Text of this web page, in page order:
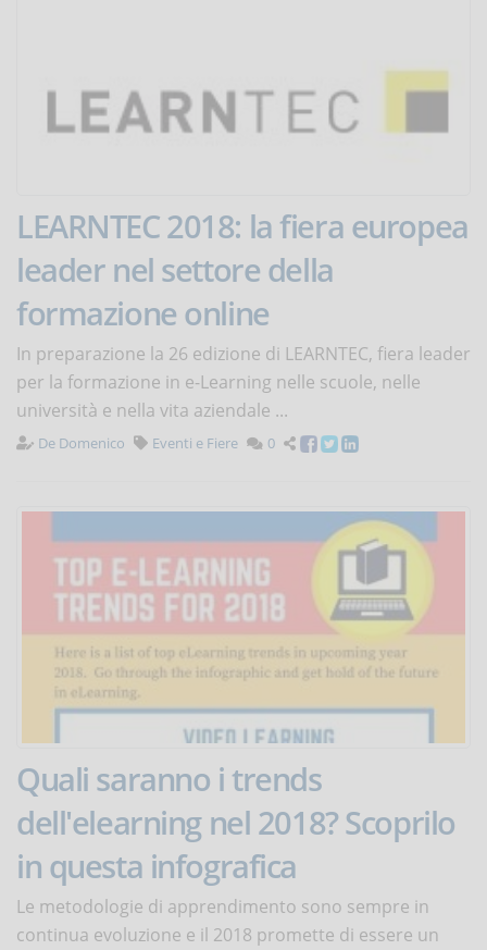
LEARNTEC 2018: la fiera europea
leader nel settore della
formazione online
In preparazione la 26 edizione di LEARNTEC, fiera leader
per la formazione in e-Learning nelle scuole, nelle
università e nella vita aziendale ...
De Domenico Eventi e Fiere 0
Quali saranno i trends
dell'elearning nel 2018? Scoprilo
in questa infografica
Le metodologie di apprendimento sono sempre in
continua evoluzione e il 2018 promette di essere un